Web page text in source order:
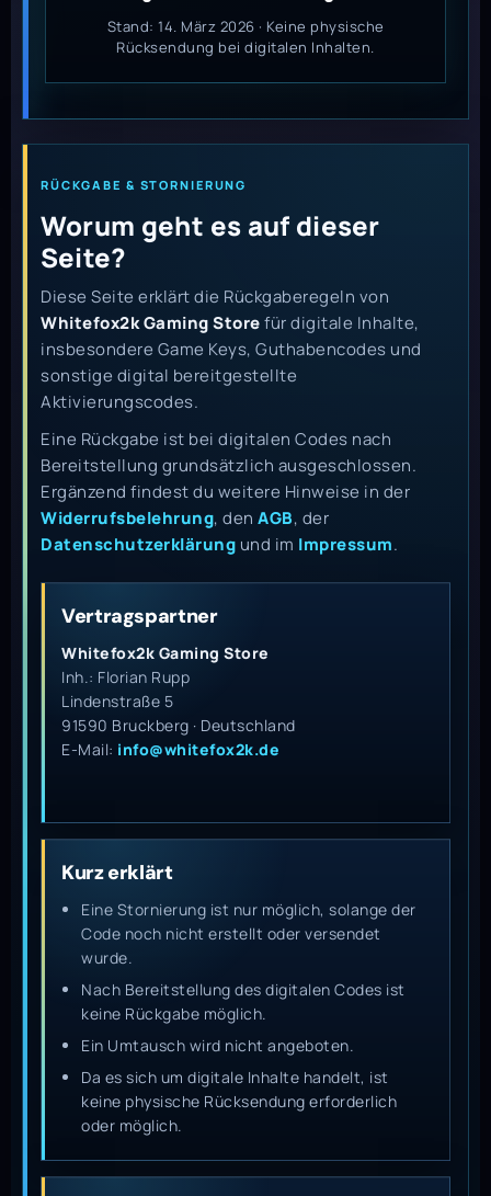
Stand: 14. März 2026 · Keine physische
Rücksendung bei digitalen Inhalten.
RÜCKGABE & STORNIERUNG
Worum geht es auf dieser
Seite?
Diese Seite erklärt die Rückgaberegeln von
Whitefox2k Gaming Storefür digitale Inhalte,
insbesondere Game Keys, Guthabencodes und
sonstige digital bereitgestellte
Aktivierungscodes.
Eine Rückgabe ist bei digitalen Codes nach
Bereitstellung grundsätzlich ausgeschlossen.
Ergänzend findest du weitere Hinweise in der
Widerrufsbelehrung, den AGB, der
Datenschutzerklärung und im Impressum.
Vertragspartner
Whitefox2k Gaming Store
Inh.: Florian Rupp
Lindenstraße 5
91590 Bruckberg · Deutschland
E-Mail: info@whitefox2k.de
Kurz erklärt
Eine Stornierung ist nur möglich, solange der
Code noch nicht erstellt oder versendet
wurde.
Nach Bereitstellung des digitalen Codes ist
keine Rückgabe möglich.
Ein Umtausch wird nicht angeboten.
Da es sich um digitale Inhalte handelt, ist
keine physische Rücksendung erforderlich
oder möglich.